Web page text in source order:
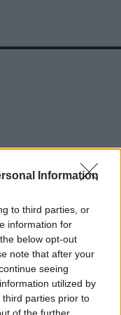
Information
to third parties, or
information for
below opt-out
note that after your
seeing
utilized by
parties prior to